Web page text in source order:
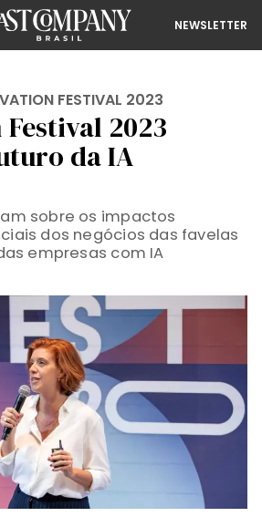
NEWSLETTER
FESTIVAL 2023
2023
da IA
sobre os impactos
dos negócios das favelas
empresas com IA